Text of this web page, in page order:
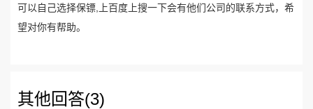
可以自己选择保镖,上百度上搜一下会有他们公司的联系方式，希
望对你有帮助。
其他回答(3)